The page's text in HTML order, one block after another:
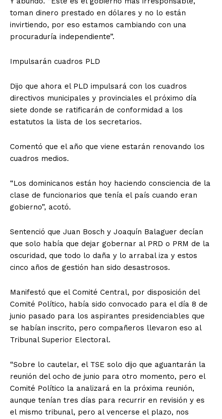
toman dinero prestado en dólares y no lo están
invirtiendo, por eso estamos cambiando con una
procuraduría independiente”.
Impulsarán cuadros PLD
Dijo que ahora el PLD impulsará con los cuadros
directivos municipales y provinciales el próximo día
siete donde se ratificarán de conformidad a los
estatutos la lista de los secretarios.
Comentó que el año que viene estarán renovando los
cuadros medios.
“Los dominicanos están hoy haciendo consciencia de la
clase de funcionarios que tenía el país cuando eran
gobierno”, acotó.
Sentenció que Juan Bosch y Joaquín Balaguer decían
que solo había que dejar gobernar al PRD o PRM de la
oscuridad, que todo lo daña y lo arrabal iza y estos
cinco años de gestión han sido desastrosos.
Manifestó que el Comité Central, por disposición del
Comité Político, había sido convocado para el día 8 de
junio pasado para los aspirantes presidenciables que
se habían inscrito, pero compañeros llevaron eso al
Tribunal Superior Electoral.
“Sobre lo cautelar, el TSE solo dijo que aguantarán la
reunión del ocho de junio para otro momento, pero el
Comité Político la analizará en la próxima reunión,
aunque tenían tres días para recurrir en revisión y es
el mismo tribunal, pero al vencerse el plazo, nos